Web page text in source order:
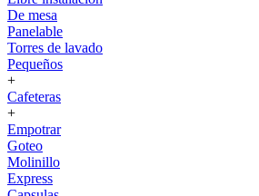
De mesa
Panelable
Torres de lavado
Pequeños
+
Cafeteras
+
Empotrar
Goteo
Molinillo
Express